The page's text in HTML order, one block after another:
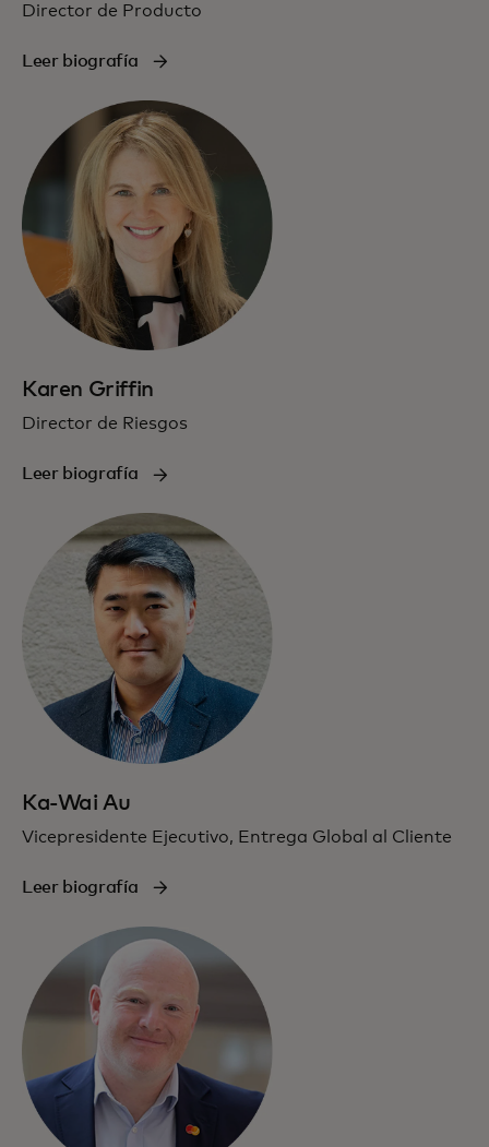
Director de Producto
Leer biografía
Karen Griffin
Director de Riesgos
Leer biografía
Ka-Wai Au
Vicepresidente Ejecutivo, Entrega Global al Cliente
Leer biografía